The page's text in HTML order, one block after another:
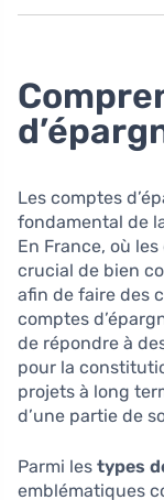
Les comptes
fondamental de
En France, où
crucial de bien
afin de faire des
comptes
de répondre à
pour la
projets à long
d’une partie de
Parmi les types
emblématiques